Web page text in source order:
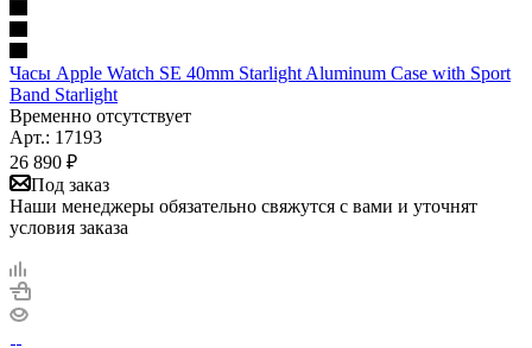
Часы Apple Watch SE 40mm Starlight Aluminum Case with Sport
Band Starlight
Временно отсутствует
Арт.: 17193
26 890 ₽
Под заказ
Наши менеджеры обязательно свяжутся с вами и уточнят
условия заказа